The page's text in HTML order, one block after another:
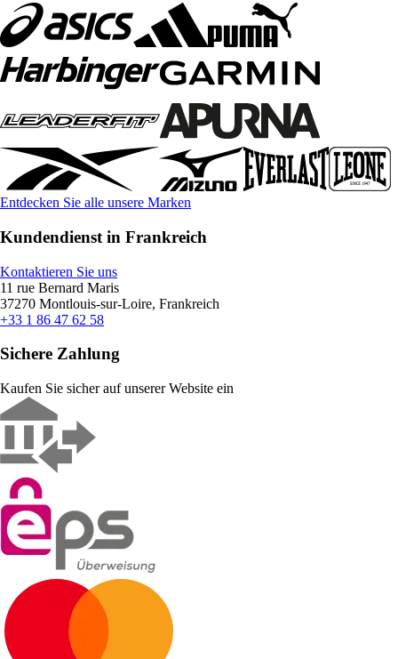
Entdecken Sie alle unsere Marken
Kundendienst in Frankreich
Kontaktieren Sie uns
11 rue Bernard Maris
37270 Montlouis-sur-Loire, Frankreich
+33 1 86 47 62 58
Sichere Zahlung
Kaufen Sie sicher auf unserer Website ein